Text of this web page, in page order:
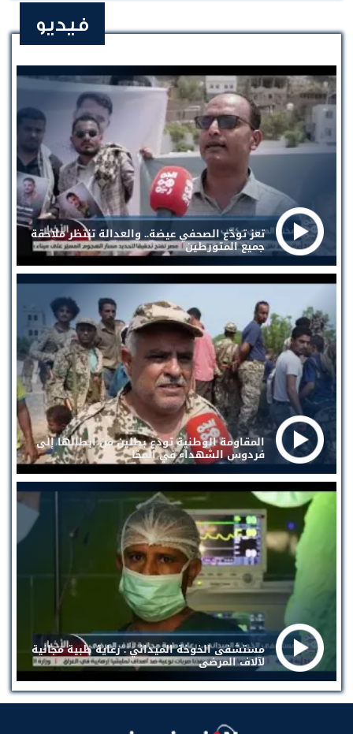
فيديو
تعز تودّع الصحفي عيضة.. والعدالة تنتظر ملاحقة
جميع المتورطين
المقاومة الوطنية تودع بطلين من أبطالها إلى
فردوس الشهداء في المخا
مستشفى الخوخة الميداني . رعاية طبية مجانية
لآلاف المرضى